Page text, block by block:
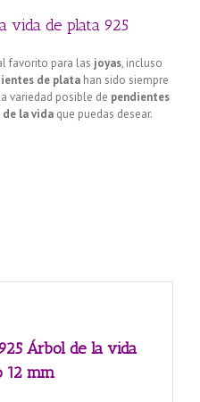
vida de plata 925
favorito para las joyas, incluso
de plata han sido siempre
variedad posible de pendientes
la vida que puedas desear.
Árbol de la vida
12 mm